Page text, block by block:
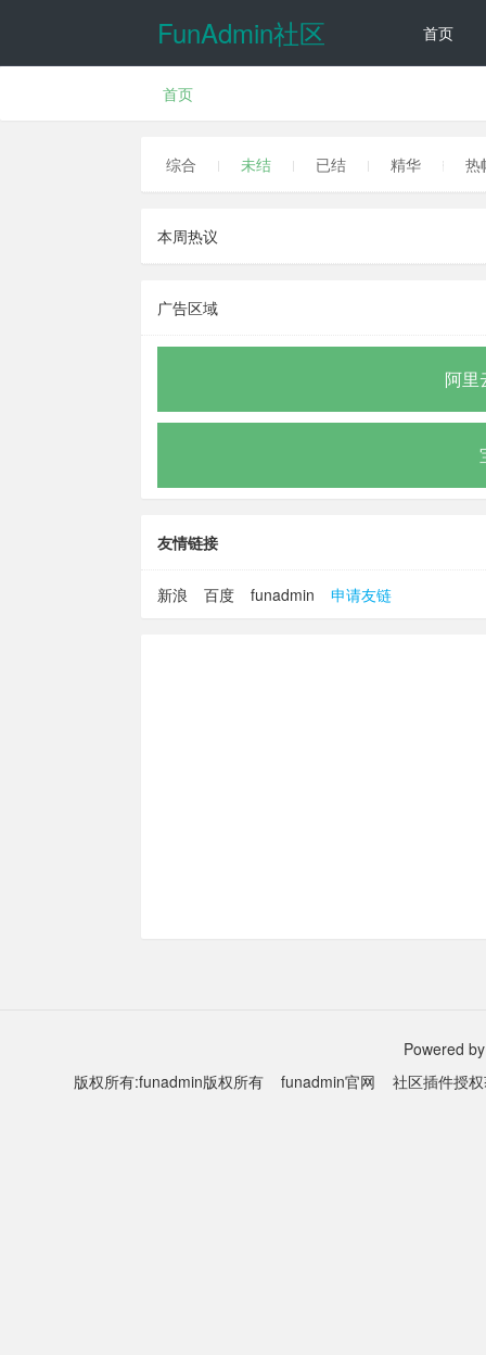
FunAdmin社区 首页
动态
首页
综合 未结 已结 精华 热
本周热议
广告区域
阿里
友情链接
新浪 百度 funadmin 申请友链
Powered
版权所有:funadmin版权所有
funadmin官网 社区插件授